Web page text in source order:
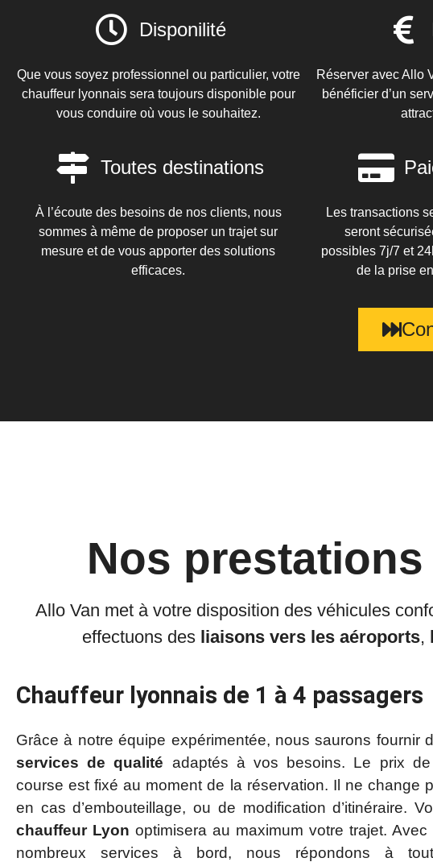
Disponilité
Que vous soyez professionnel ou particulier, votre
chauffeur lyonnais sera toujours disponible pour
vous conduire où vous le souhaitez.
Réserver avec Allo
bénéficier d’un
Toutes destinations
À l’écoute des besoins de nos clients, nous
sommes à même de proposer un trajet sur
mesure et de vous apporter des solutions
efficaces.
Les transactions
seront
possibles 7j/7 et
de la prise
Nos
Allo Van met à votre disposition des véhicules
effectuons des liaisons vers lesaéroports,
Chauffeur lyonnais de 1 à 4 passagers
Grâce à notre équipe expérimentée, nous saurons fournir
services de qualité adaptés à vos besoins. Le prix
course est fixé au moment de la réservation. Il ne change
en cas d’embouteillage, ou de modification d’itinéraire.
chauffeur Lyon optimisera au maximum votre trajet. Avec
nombreux services à bord, nous répondons à